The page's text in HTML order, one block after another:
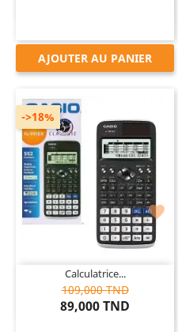
AJOUTER AU PANIER

Calculatrice...
109,000 TND
89,000 TND
->18%